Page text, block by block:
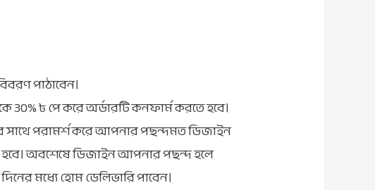
পাঠাবেন।
৳ পে করে অর্ডারটি কনফার্ম করতে হবে।
পরামর্শ করে আপনার পছন্দমত ডিজাইন
অবশেষে ডিজাইন আপনার পছন্দ হলে
মধ্যে হোম ডেলিভারি পাবেন।